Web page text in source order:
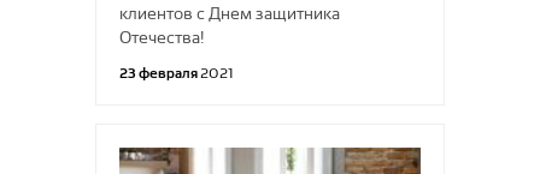
клиентов с Днем защитника
Отечества!
23 февраля2021